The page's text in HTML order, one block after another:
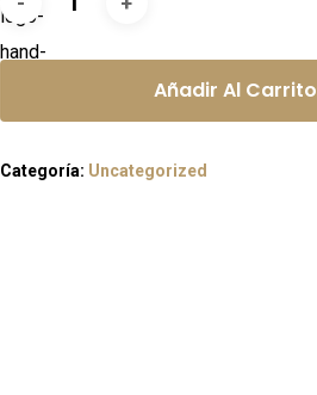
Añadir Al Carrito
Categoría: Uncategorized